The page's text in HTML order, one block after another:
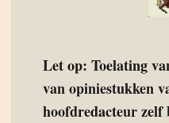
Let op: Toelating
van opiniestukken
hoofdredacteur zelf